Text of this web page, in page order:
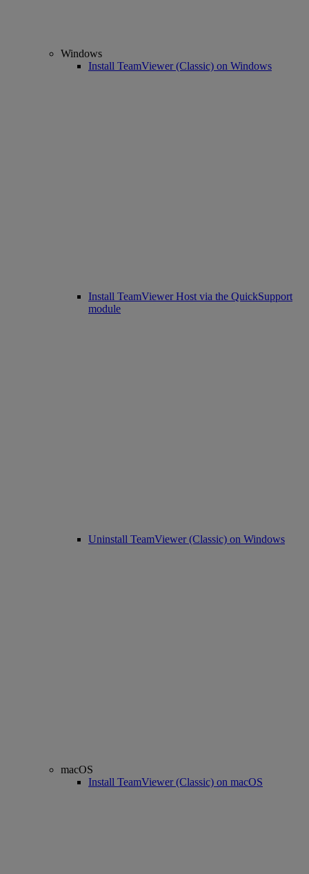
Windows
Install TeamViewer (Classic) on Windows
Install TeamViewer Host via the QuickSupport
module
Uninstall TeamViewer (Classic) on Windows
macOS
Install TeamViewer (Classic) on macOS